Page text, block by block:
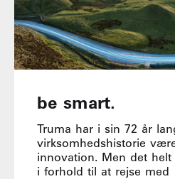
be smart.
Truma har i sin 72 år
virksomhedshistorie
innovation. Men det
i forhold til at rejse med